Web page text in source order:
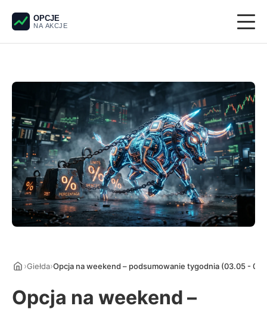
OPCJE
NA AKCJE
Derywaty
Pieniądze
Krypto
Analiza techniczna
›Giełda›Opcja na weekend – podsumowanie tygodnia (03.05 -
Opcja na weekend –